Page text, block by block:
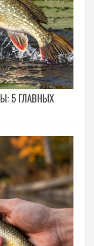
5 ГЛАВНЫХ